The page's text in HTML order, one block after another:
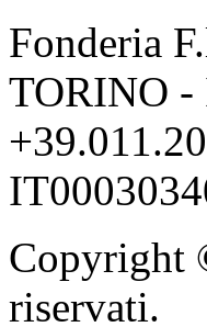
Fonderia
TORINO
Copyright
riservati.